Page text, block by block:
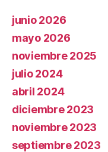
junio 2026
mayo 2026
noviembre 2025
julio 2024
abril 2024
diciembre 2023
noviembre 2023
septiembre 2023